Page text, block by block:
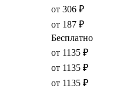
от 306 ₽
от 187 ₽
Бесплатно
от 1135 ₽
от 1135 ₽
от 1135 ₽